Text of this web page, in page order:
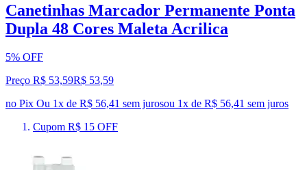
Canetinhas Marcador Permanente Ponta
Dupla 48 Cores Maleta Acrilica
5% OFF
Preço R$ 53,59R$ 53,59
no Pix Ou 1x de R$ 56,41 sem jurosou 1x de R$ 56,41 sem juros
Cupom R$ 15 OFF